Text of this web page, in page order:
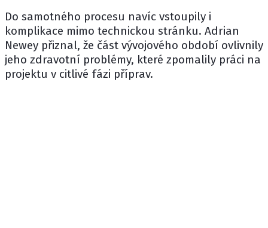
Do samotného procesu navíc vstoupily i
komplikace mimo technickou stránku. Adrian
Newey přiznal, že část vývojového období ovlivnily
jeho zdravotní problémy, které zpomalily práci na
projektu v citlivé fázi příprav.